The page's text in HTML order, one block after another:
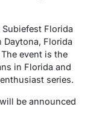
Florida
Daytona, Florida
event is the
in Florida and
series.
be announced